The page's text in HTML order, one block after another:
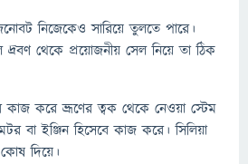
নিজেকেও সারিয়ে তুলতে পারে।
থেকে প্রয়োজনীয় সেল নিয়ে তা ঠিক
করে ভ্রূণের ত্বক থেকে নেওয়া স্টেম
বা ইঞ্জিন হিসেবে কাজ করে। সিলিয়া
দিয়ে।